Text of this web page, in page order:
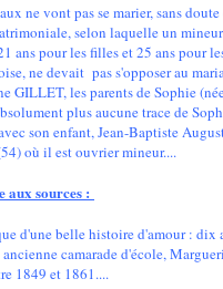
ne vont pas se marier, sans
selon laquelle un
ans pour les filles et 25 ans pour
ne devait pas s'opposer au
GILLET, les parents de Sophie
plus aucune trace de
son enfant, Jean-Baptiste
où il est ouvrier mineur....
aux sources :
d'une belle histoire d'amour : dix
camarade d'école,
1849 et 1861....